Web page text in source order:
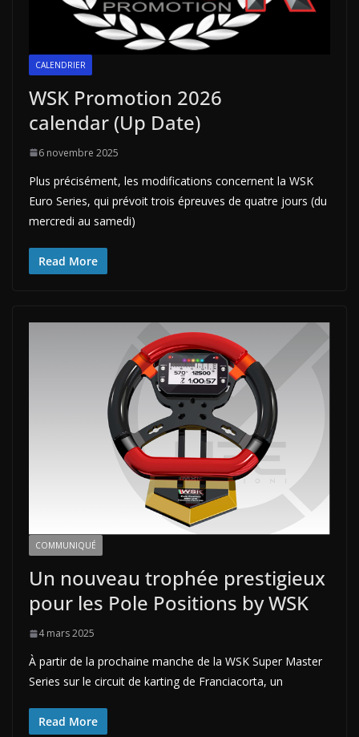
CALENDRIER
WSK Promotion 2026
calendar (Up Date)
6 novembre 2025
Plus précisément, les modifications concernent la WSK
Euro Series, qui prévoit trois épreuves de quatre jours (du
mercredi au samedi)
Read More
COMMUNIQUÉ
Un nouveau trophée prestigieux
pour les Pole Positions by WSK
4 mars 2025
À partir de la prochaine manche de la WSK Super Master
Series sur le circuit de karting de Franciacorta, un
Read More